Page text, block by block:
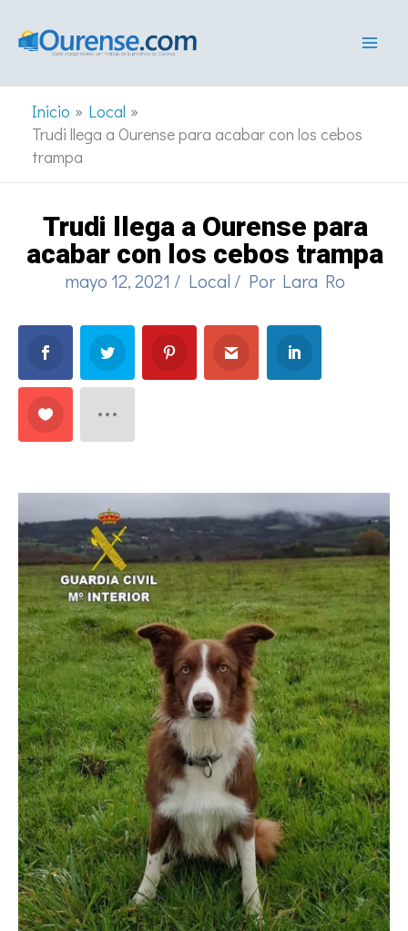
Inicio
Local
Trudi llega a Ourense para acabar con los cebos
trampa
Trudi llega a Ourense para
acabar con los cebos trampa
mayo 12, 2021 / Local / Por Lara Ro